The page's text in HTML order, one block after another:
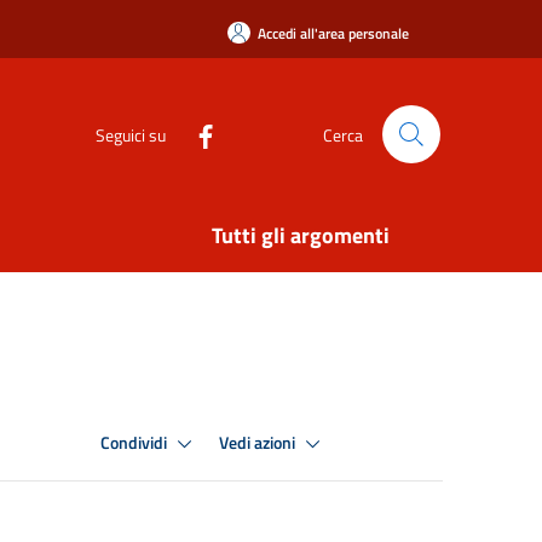
Accedi all'area personale
Seguici su Cerca
Tutti gli argomenti
Condividi Vedi azioni